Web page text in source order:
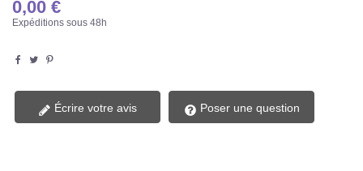
0,00 €
Expéditions sous 48h
Écrire votre avis Poser une question